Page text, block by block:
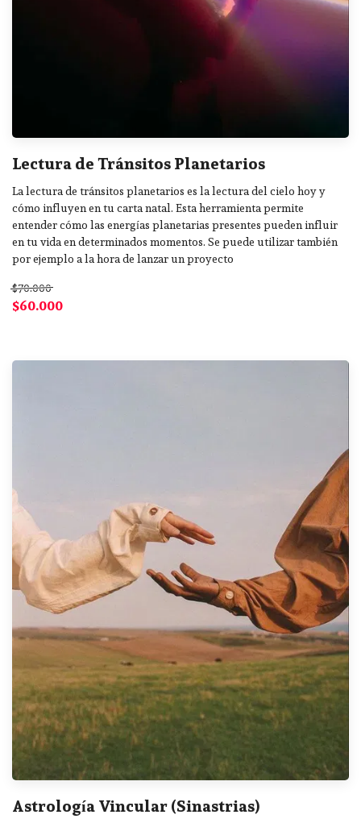
Lectura de Tránsitos Planetarios
La lectura de tránsitos planetarios es la lectura del cielo hoy y
cómo influyen en tu carta natal. Esta herramienta permite
entender cómo las energías planetarias presentes pueden influir
en tu vida en determinados momentos. Se puede utilizar también
por ejemplo a la hora de lanzar un proyecto
$70.000
$60.000
Astrología Vincular (Sinastrias)